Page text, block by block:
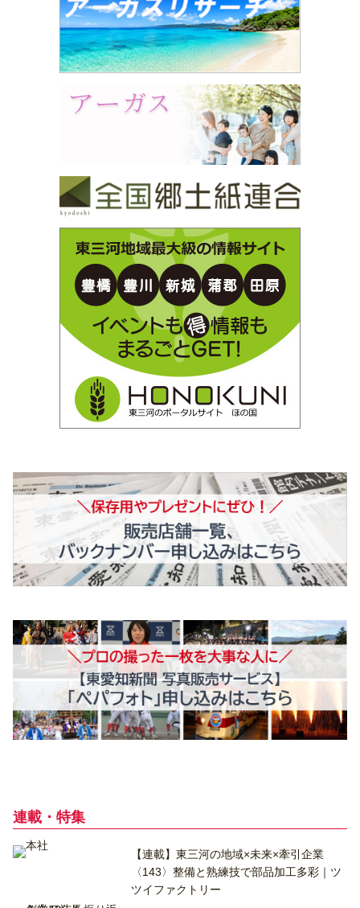
連載・特集
【連載】東三河の地域×未来×牽引企業
〈143〉整備と熟練技で部品加工多彩｜ツ
ツイファクトリー